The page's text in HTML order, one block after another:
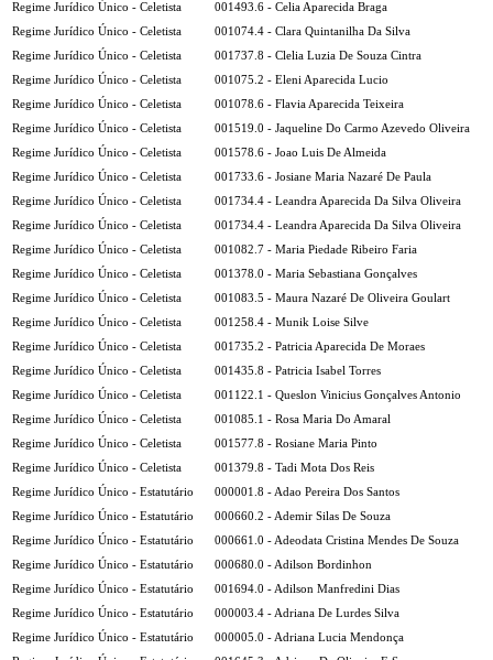
Regime Jurídico Único - Celetista
001493.6 - Celia Aparecida Braga
Regime Jurídico Único - Celetista
001074.4 - Clara Quintanilha Da Silva
Regime Jurídico Único - Celetista
001737.8 - Clelia Luzia De Souza Cintra
Regime Jurídico Único - Celetista
001075.2 - Eleni Aparecida Lucio
Regime Jurídico Único - Celetista
001078.6 - Flavia Aparecida Teixeira
Regime Jurídico Único - Celetista
001519.0 - Jaqueline Do Carmo Azevedo Oliveira
Regime Jurídico Único - Celetista
001578.6 - Joao Luis De Almeida
Regime Jurídico Único - Celetista
001733.6 - Josiane Maria Nazaré De Paula
Regime Jurídico Único - Celetista
001734.4 - Leandra Aparecida Da Silva Oliveira
Regime Jurídico Único - Celetista
001734.4 - Leandra Aparecida Da Silva Oliveira
Regime Jurídico Único - Celetista
001082.7 - Maria Piedade Ribeiro Faria
Regime Jurídico Único - Celetista
001378.0 - Maria Sebastiana Gonçalves
Regime Jurídico Único - Celetista
001083.5 - Maura Nazaré De Oliveira Goulart
Regime Jurídico Único - Celetista
001258.4 - Munik Loise Silve
Regime Jurídico Único - Celetista
001735.2 - Patricia Aparecida De Moraes
Regime Jurídico Único - Celetista
001435.8 - Patricia Isabel Torres
Regime Jurídico Único - Celetista
001122.1 - Queslon Vinicius Gonçalves Antonio
Regime Jurídico Único - Celetista
001085.1 - Rosa Maria Do Amaral
Regime Jurídico Único - Celetista
001577.8 - Rosiane Maria Pinto
Regime Jurídico Único - Celetista
001379.8 - Tadi Mota Dos Reis
Regime Jurídico Único - Estatutário
000001.8 - Adao Pereira Dos Santos
Regime Jurídico Único - Estatutário
000660.2 - Ademir Silas De Souza
Regime Jurídico Único - Estatutário
000661.0 - Adeodata Cristina Mendes De Souza
Regime Jurídico Único - Estatutário
000680.0 - Adilson Bordinhon
Regime Jurídico Único - Estatutário
001694.0 - Adilson Manfredini Dias
Regime Jurídico Único - Estatutário
000003.4 - Adriana De Lurdes Silva
Regime Jurídico Único - Estatutário
000005.0 - Adriana Lucia Mendonça